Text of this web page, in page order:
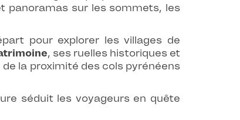
panoramas sur les sommets, les
pour explorer les villages de
, ses ruelles historiques et
la proximité des cols pyrénéens
séduit les voyageurs en quête